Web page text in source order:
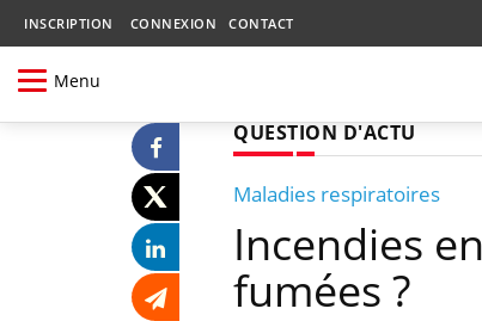
INSCRIPTION CONNEXION CONTACT
Menu
QUESTION D'ACTU
Maladies respiratoires
Incendies
fumées ?